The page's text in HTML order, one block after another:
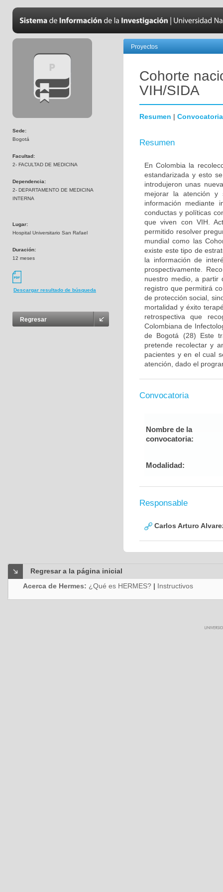
Sede:
Bogotá
Facultad:
2- FACULTAD DE MEDICINA
Dependencia:
2- DEPARTAMENTO DE MEDICINA
INTERNA
Lugar:
Hospital Universitario San Rafael
Duración:
12 meses
Descargar resultado de búsqueda
Regresar
Proyectos
Cohorte
VIH/SIDA
Resumen | Convocatoria
Resumen
En Colombia la
estandarizada y esto
introdujeron unas
mejorar la atención y
información mediante
conductas y políticas
que viven con VIH.
permitido resolver
mundial como las
existe este tipo de
la información de
prospectivamente.
nuestro medio, a partir
registro que permitirá
de protección social,
mortalidad y éxito
retrospectiva que
Colombiana de
de Bogotá (28) Este
pretende recolectar y
pacientes y en el cual
atención, dado el
Convocatoria
Nombre de la
convocatoria:
Modalidad:
Responsable
Carlos Arturo
Regresar a la página inicial
Acerca de Hermes: ¿Qué es HERMES? | Instructivos